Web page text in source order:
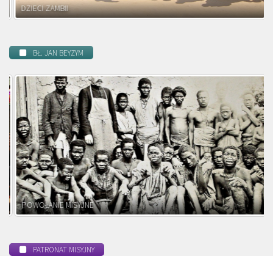
DZIECI ZAMBII
BŁ. JAN BEYZYM
POWOŁANIE MISYJNE
PATRONAT MISYJNY